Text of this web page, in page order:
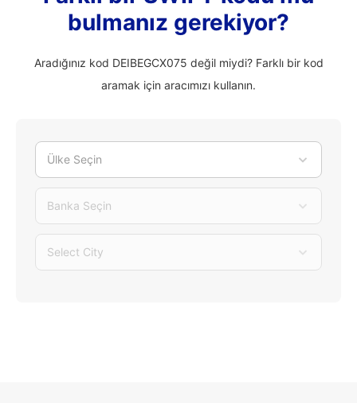
bulmanız gerekiyor?
Aradığınız kod DEIBEGCX075 değil miydi? Farklı bir kod
aramak için aracımızı kullanın.
Ülke Seçin
Banka Seçin
Select City